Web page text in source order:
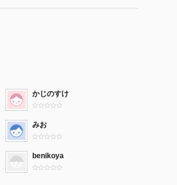
かじのすけ
みお
benikoya